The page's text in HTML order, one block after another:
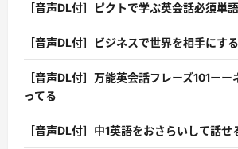
［音声DL付］ピクトで学ぶ英会話必須単
［音声DL付］ビジネスで世界を相手にす
［音声DL付］万能英会話フレーズ101ー
ってる
［音声DL付］中1英語をおさらいして話